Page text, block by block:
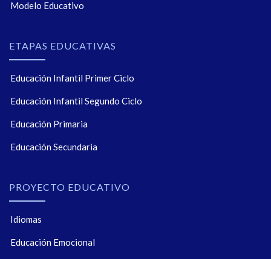
Modelo Educativo
ETAPAS EDUCATIVAS
Educación Infantil Primer Ciclo
Educación Infantil Segundo Ciclo
Educación Primaria
Educación Secundaria
PROYECTO EDUCATIVO
Idiomas
Educación Emocional